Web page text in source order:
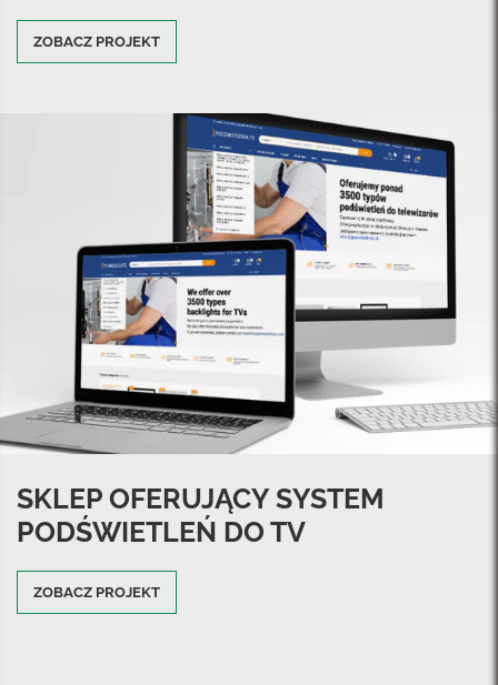
ZOBACZ PROJEKT
SKLEP OFERUJĄCY SYSTEM
PODŚWIETLEŃ DO TV
ZOBACZ PROJEKT